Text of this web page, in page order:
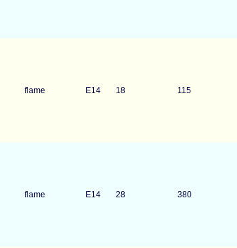
flame E14 18 115
flame E14 28 380